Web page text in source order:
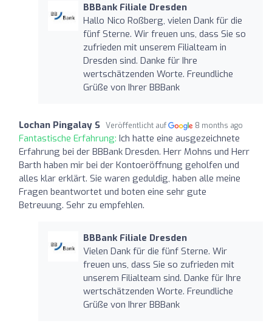
BBBank Filiale Dresden
Hallo Nico Roßberg, vielen Dank für die
fünf Sterne. Wir freuen uns, dass Sie so
zufrieden mit unserem Filialteam in
Dresden sind. Danke für Ihre
wertschätzenden Worte. Freundliche
Grüße von Ihrer BBBank
Lochan Pingalay S Veröffentlicht auf 8 months ago
Fantastische Erfahrung: Ich hatte eine ausgezeichnete
Erfahrung bei der BBBank Dresden. Herr Mohns und Herr
Barth haben mir bei der Kontoeröffnung geholfen und
alles klar erklärt. Sie waren geduldig, haben alle meine
Fragen beantwortet und boten eine sehr gute
Betreuung. Sehr zu empfehlen.
BBBank Filiale Dresden
Vielen Dank für die fünf Sterne. Wir
freuen uns, dass Sie so zufrieden mit
unserem Filialteam sind. Danke für Ihre
wertschätzenden Worte. Freundliche
Grüße von Ihrer BBBank